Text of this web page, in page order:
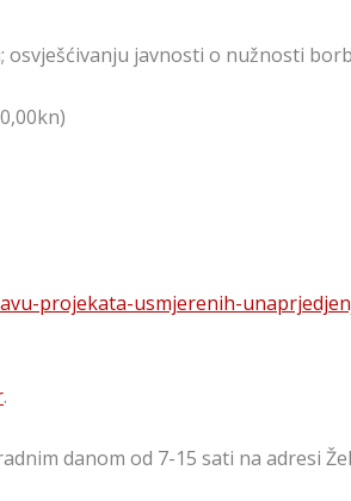
javnosti o nužnosti
projekata-usmjerenih-
.
danom od 7-15 sati na adresi